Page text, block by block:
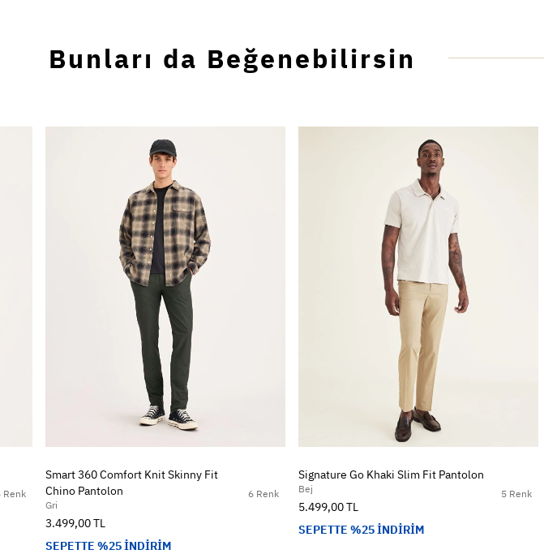
Bunları da Beğenebilirsin
Renk 6 Renk
Smart 360 Comfort Knit Skinny Fit
Chino Pantolon
Gri
3.499,00 TL
SEPETTE %25 İNDİRİM
5 Renk
Signature Go Khaki Slim Fit Pantolon
Bej
5.499,00 TL
SEPETTE %25 İNDİRİM